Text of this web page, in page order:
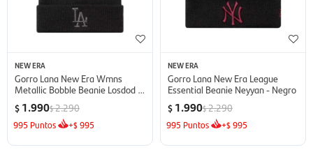
NEW ERA
Gorro Lana New Era Wmns
Metallic Bobble Beanie Losdod -
$ 1.990$2.290
995 Puntos +$995
NEW ERA
Gorro Lana New Era League
Essential Beanie Neyyan - Negro
$ 1.990$2.290
995 Puntos +$995